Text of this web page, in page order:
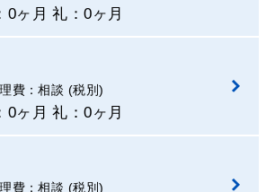
0ヶ月 礼：0ヶ月
費：相談 (税別)
0ヶ月 礼：0ヶ月
費：相談 (税別)